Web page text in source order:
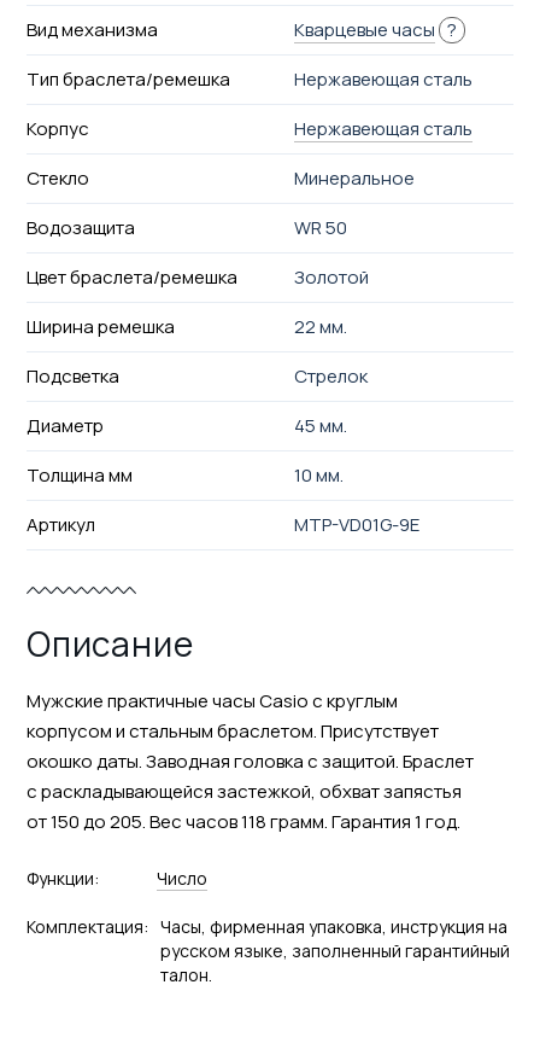
Вид механизма Кварцевые часы ?
Тип браслета/ремешка
Нержавеющая сталь
Корпус
Нержавеющая сталь
Стекло
Минеральное
Водозащита
WR 50
Цвет браслета/ремешка
Золотой
Ширина ремешка
22 мм.
Подсветка
Стрелок
Диаметр
45 мм.
Толщина мм
10 мм.
Артикул
MTP-VD01G-9E
Описание
Мужские практичные часы Casio с круглым
корпусом и стальным браслетом. Присутствует
окошко даты. Заводная головка с защитой. Браслет
с раскладывающейся застежкой, обхват запястья
от 150 до 205. Вес часов 118 грамм. Гарантия 1 год.
Функции: Число
Комплектация: Часы, фирменная упаковка, инструкция на
русском языке, заполненный гарантийный
талон.